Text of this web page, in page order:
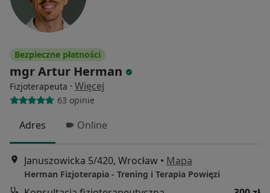
Bezpieczne płatności
mgr Artur Herman
Fizjoterapeuta · Więcej
63 opinie
Adres Online
Januszowicka 5/420, Wrocław • Mapa
Herman Fizjoterapia - Trening i Terapia Powięzi